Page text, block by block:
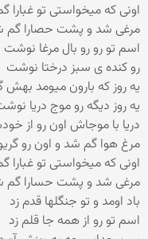
اونی که میخواستی تو غبارا
مرغی شد و پشت حصارا گم
اسم تو رو رو بال مرغا نوشت
رو کنده ی سبز درختا نوشت
یه روز که بارون میومد
یه روز دیگه رو موج دریا
دریا با موجاش اون رو از
مرغ هوا گم شد و اون رو
اونی که میخواستی تو غبارا
مرغی شد و پشت حسارا گم
باد اومد و تو جنگلها قدم زد
اسم تو رو از همه جا قلم زد